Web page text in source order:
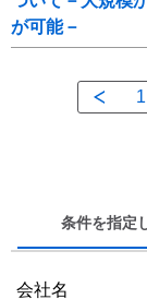
が可能－
1
条件を指定
会社名